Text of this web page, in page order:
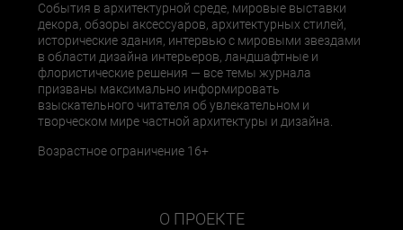
События в архитектурной среде, мировые выставки
декора, обзоры аксессуаров, архитектурных стилей,
исторические здания, интервью с мировыми звездами
в области дизайна интерьеров, ландшафтные и
флористические решения — все темы журнала
призваны максимально информировать
взыскательного читателя об увлекательном и
творческом мире частной архитектуры и дизайна.
Возрастное ограничение 16+
О ПРОЕКТЕ